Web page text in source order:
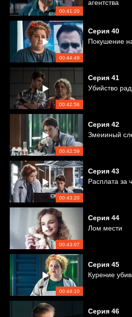
00:41:20
агентства
00:44:49
Серия 40
Покушение
00:42:56
Серия 41
Убийство
00:42:59
Серия 42
Змеииный
00:43:20
Серия 43
Расплата за
00:43:07
Серия 44
Лом мести
00:44:10
Серия 45
Курение
Серия 46